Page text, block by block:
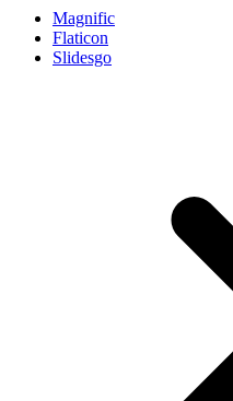
Magnific
Flaticon
Slidesgo